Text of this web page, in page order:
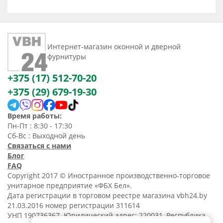
Интернет-магазин оконной и дверной
фурнитуры
+375 (17) 512-70-20
+375 (29) 679-19-30
Время работы:
Пн-Пт : 8:30 - 17:30
Сб-Вс : Выходной день
Связаться с нами
Блог
FAQ
Copyright 2017 © Иностранное производственно-торговое
унитарное предприятие «ФБХ Бел».
Дата регистрации в торговом реестре магазина vbh24.by
21.03.2016 номер регистрации 311614
УНП 190736367. Юридический адрес: 220031, Республика